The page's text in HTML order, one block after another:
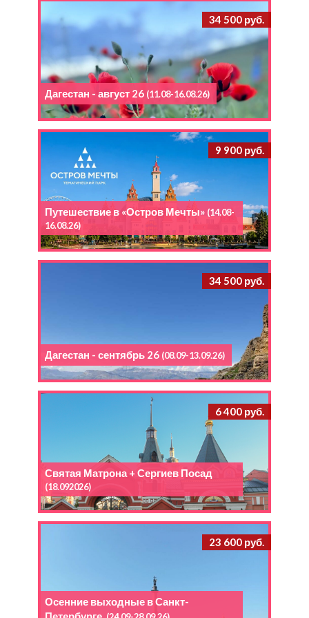
34 500 руб.
Дагестан - август 26 (11.08-16.08.26)
9 900 руб.
Путешествие в «Остров Мечты» (14.08-
16.08.26)
34 500 руб.
Дагестан - сентябрь 26 (08.09-13.09.26)
6 400 руб.
Святая Матрона + Сергиев Посад
(18.092026)
23 600 руб.
Осенние выходные в Санкт-